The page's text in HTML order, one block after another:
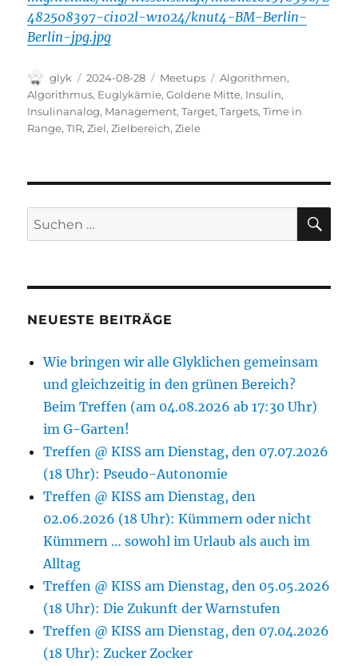
482508397-ci102l-w1024/knut4-BM-Berlin-
Berlin-jpg.jpg
Autor
glyk
Veröffentlicht
am
2024-08-28 Kategorien
Meetups Schlagwörter
Algorithmen,
Algorithmus, Euglykämie,Goldene Mitte, Insulin,
Insulinanalog, Management,Target,Targets,Time in
Range,TIR,Ziel,Zielbereich,Ziele
Suchen
nach:
NEUESTE BEITRÄGE
Wie bringen wir alle Glyklichen gemeinsam
und gleichzeitig in den grünen Bereich?
Beim Treffen (am 04.08.2026 ab 17:30 Uhr)
im G-Garten!
Treffen @ KISS am Dienstag, den 07.07.2026
(18 Uhr): Pseudo-Autonomie
Treffen @ KISS am Dienstag, den
02.06.2026 (18 Uhr): Kümmern oder nicht
Kümmern … sowohl im Urlaub als auch im
Alltag
Treffen @ KISS am Dienstag, den 05.05.2026
(18 Uhr): Die Zukunft der Warnstufen
Treffen @ KISS am Dienstag, den 07.04.2026
(18 Uhr): Zucker Zocker